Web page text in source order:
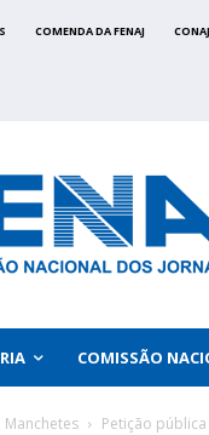
COMENDA DA FENAJ
COMISSÃO
Manchetes Petição